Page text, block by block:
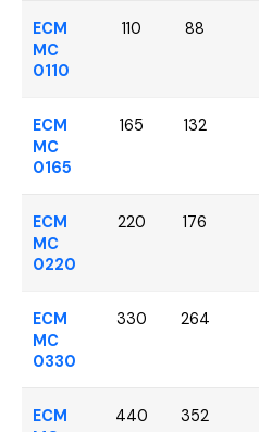
ECM
MC
0110
110 88
ECM
MC
0165
165 132
ECM
MC
0220
220 176
ECM
MC
0330
330 264
ECM
440 352